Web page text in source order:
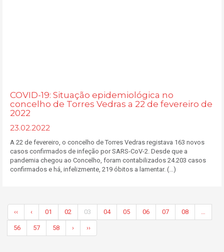
COVID-19: Situação epidemiológica no
concelho de Torres Vedras a 22 de fevereiro de
2022
23.02.2022
A 22 de fevereiro, o concelho de Torres Vedras registava 163 novos
casos confirmados de infeção por SARS-CoV-2. Desde que a
pandemia chegou ao Concelho, foram contabilizados 24.203 casos
confirmados e há, infelizmente, 219 óbitos a lamentar. (...)
‹‹ ‹ 01 02 03 04 05 06 07 08 …
56 57 58 › ››